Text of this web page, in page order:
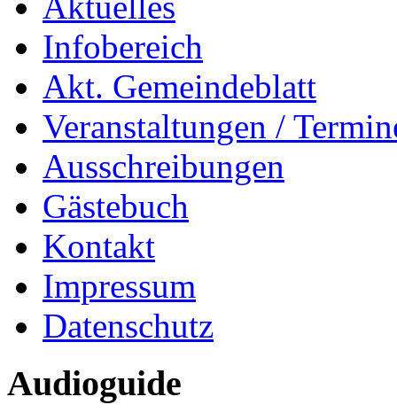
Infobereich
Akt. Gemeindeblatt
Veranstaltungen /
Ausschreibungen
Gästebuch
Kontakt
Impressum
Datenschutz
Audioguide